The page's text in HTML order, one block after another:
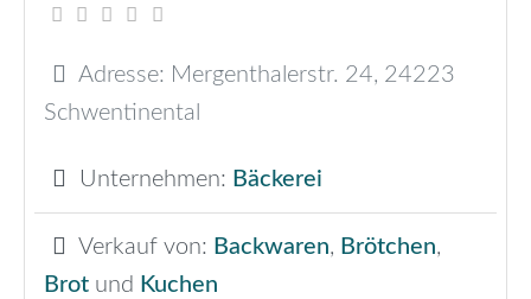
Adresse: Mergenthalerstr. 24, 24223
Schwentinental
Unternehmen: Bäckerei
Verkauf von: Backwaren, Brötchen,
Brot und Kuchen